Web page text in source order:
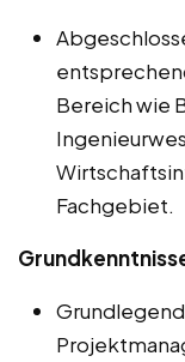
Bereich wie
Fachgebiet.